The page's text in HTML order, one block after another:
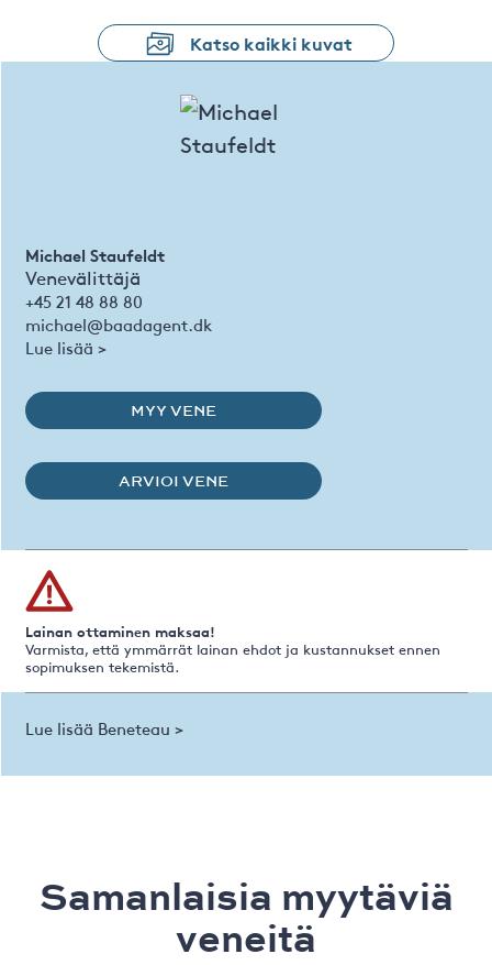
Katso kaikki kuvat
Michael Staufeldt
Venevälittäjä
+45 21 48 88 80
michael@baadagent.dk
Lue lisää >
MYY VENE
ARVIOI VENE
Lainan ottaminen maksaa!
Varmista, että ymmärrät lainan ehdot ja kustannukset ennen
sopimuksen tekemistä.
Lue lisää Beneteau >
Samanlaisia ​​myytäviä
veneitä